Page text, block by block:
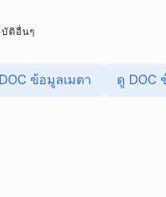
ติอื่นๆ
ข้อมูลเมตา ดู DOC